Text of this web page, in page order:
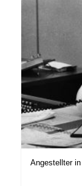
Angestellter